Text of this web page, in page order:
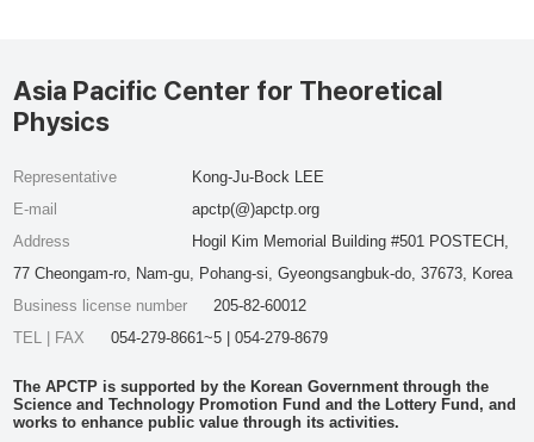
Asia Pacific Center for Theoretical
Physics
Representative
Kong-Ju-Bock LEE
E-mail
apctp(@)apctp.org
Address
Hogil Kim Memorial Building #501 POSTECH,
77 Cheongam-ro, Nam-gu, Pohang-si, Gyeongsangbuk-do, 37673, Korea
Business license number
205-82-60012
TEL | FAX
054-279-8661~5 | 054-279-8679
The APCTP is supported by the Korean Government through the
Science and Technology Promotion Fund and the Lottery Fund, and
works to enhance public value through its activities.